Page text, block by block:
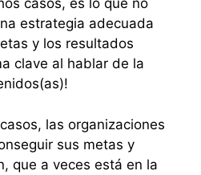
casos, es lo que no
estrategia adecuada
y los resultados
clave al hablar de la
las organizaciones
sus metas y
que a veces está en la